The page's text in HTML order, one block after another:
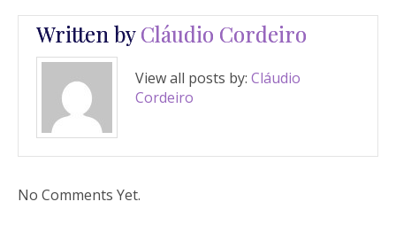
Written byCláudio Cordeiro
View all posts by: Cláudio
Cordeiro
No Comments Yet.